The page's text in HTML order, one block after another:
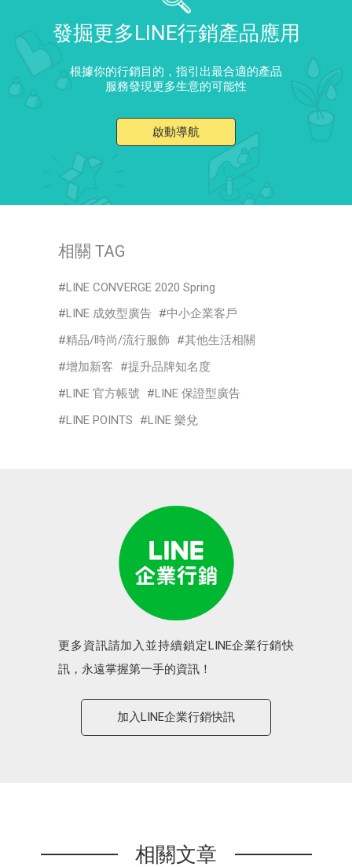
發掘更多LINE行銷產品應用
根據你的行銷目的，指引出最合適的產品
服務發現更多生意的可能性
啟動導航
相關 TAG
LINE CONVERGE 2020 Spring
LINE 成效型廣告
中小企業客戶
精品/時尚/流行服飾
其他生活相關
增加新客
提升品牌知名度
LINE 官方帳號
LINE 保證型廣告
LINE POINTS
LINE 樂兌
更多資訊請加入並持續鎖定LINE企業行銷快
訊，永遠掌握第一手的資訊！
加入LINE企業行銷快訊
相關文章